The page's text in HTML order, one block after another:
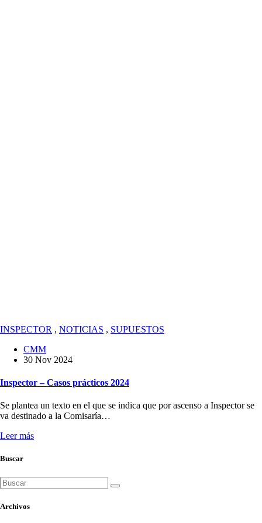
INSPECTOR , NOTICIAS , SUPUESTOS
CMM
30 Nov 2024
Inspector – Casos prácticos 2024
Se plantea un texto en el que se indica que por ascenso a Inspector se
va destinado a la Comisaría…
Leer más
Buscar
Buscar:
Archivos